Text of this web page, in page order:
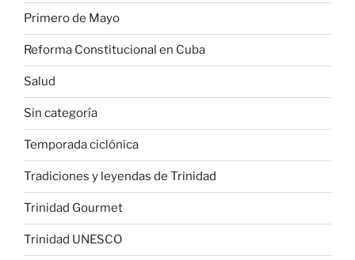
Primero de Mayo
Reforma Constitucional en Cuba
Salud
Sin categoría
Temporada ciclónica
Tradiciones y leyendas de Trinidad
Trinidad Gourmet
Trinidad UNESCO